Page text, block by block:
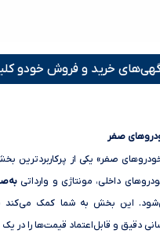
خرید و فروش خودو
صفر
صفر» یکی از پرکاربردترین
داخلی، مونتاژی و وارداتی
این بخش به شما کمک می‌کند
دقیق و قابل‌اعتماد قیمت‌ها را در